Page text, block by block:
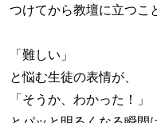
つけてから教壇に立つこ
「難しい」
と悩む生徒の表情が、
「そうか、わかった！」